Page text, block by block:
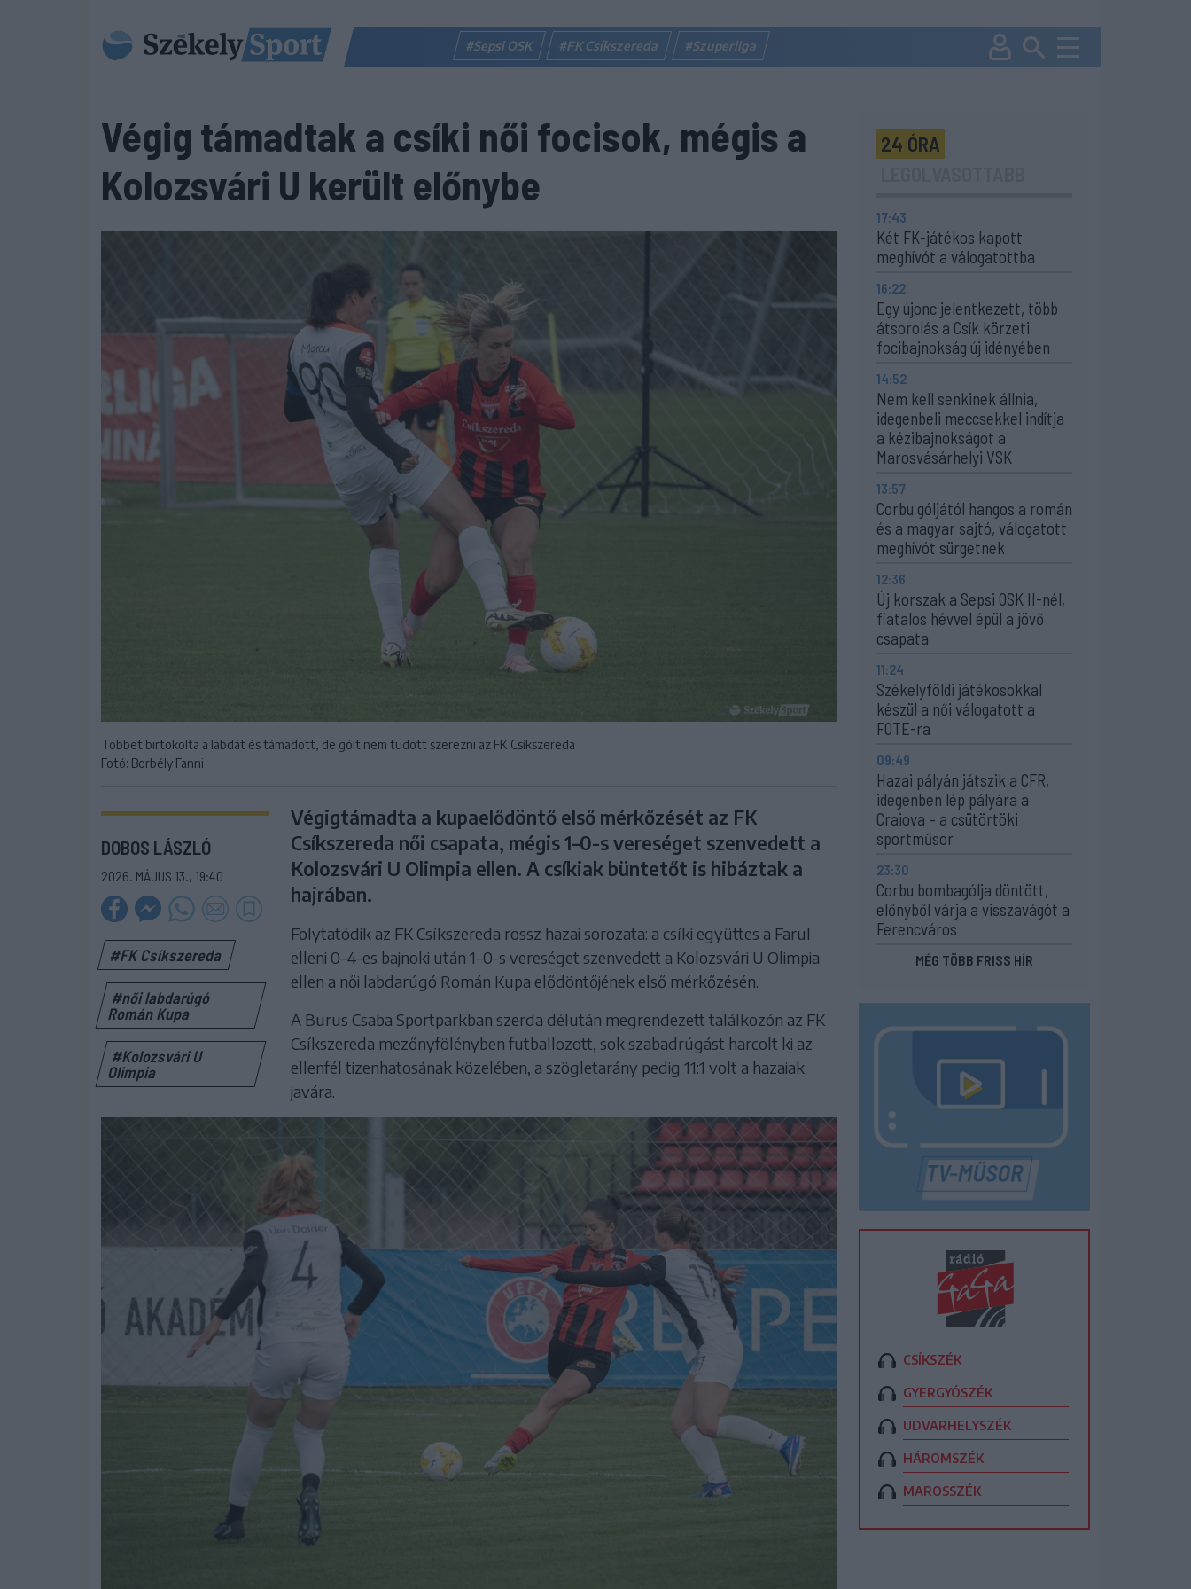
#Sepsi OSK #FK Csíkszereda #Szuperliga
Végig támadtak a csíki női focisok, mégis a
Kolozsvári U került előnybe
Többet birtokolta a labdát és támadott, de gólt nem tudott szerezni az FK Csíkszereda
Fotó: Borbély Fanni
DOBOS LÁSZLÓ
2026. MÁJUS 13., 19:40
#FK Csíkszereda
#női labdarúgó
Román Kupa
#Kolozsvári U
Olimpia
Végigtámadta a kupaelődöntő első mérkőzését az FK
Csíkszereda női csapata, mégis 1–0-s vereséget szenvedett a
Kolozsvári U Olimpia ellen. A csíkiak büntetőt is hibáztak a
hajrában.
Folytatódik az FK Csíkszereda rossz hazai sorozata: a csíki együttes a Farul
elleni 0–4-es bajnoki után 1–0-s vereséget szenvedett a Kolozsvári U Olimpia
ellen a női labdarúgó Román Kupa elődöntőjének első mérkőzésén.
A Burus Csaba Sportparkban szerda délután megrendezett találkozón az FK
Csíkszereda mezőnyfölényben futballozott, sok szabadrúgást harcolt ki az
ellenfél tizenhatosának közelében, a szögletarány pedig 11:1 volt a hazaiak
javára.
24 ÓRA
17:43
Két FK-játékos kapott
meghívót a válogatottba
16:22
Egy újonc jelentkezett, több
átsorolás a Csík körzeti
focibajnokság új idényében
14:52
Nem kell senkinek állnia,
idegenbeli meccsekkel indítja
a kézibajnokságot a
Marosvásárhelyi VSK
13:57
Corbu góljától hangos a román
és a magyar sajtó, válogatott
meghívót sürgetnek
12:36
Új korszak a Sepsi OSK II-nél,
fiatalos hévvel épül a jövő
csapata
11:24
Székelyföldi játékosokkal
készül a női válogatott a
FOTE-ra
09:49
Hazai pályán játszik a CFR,
idegenben lép pályára a
Craiova – a csütörtöki
sportműsor
23:30
Corbu bombagólja döntött,
előnyből várja a visszavágót a
Ferencváros
MÉG TÖBB FRISS HÍR
CSÍKSZÉK
GYERGYÓSZÉK
UDVARHELYSZÉK
HÁROMSZÉK
MAROSSZÉK